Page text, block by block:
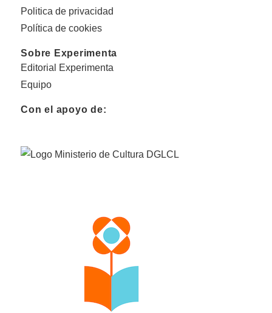
Politica de privacidad
Política de cookies
Sobre Experimenta
Editorial Experimenta
Equipo
Con el apoyo de: